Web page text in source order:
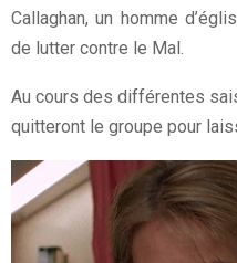
Callaghan, un homme
de lutter contre le Mal.
Au cours des différentes
quitteront le groupe pour